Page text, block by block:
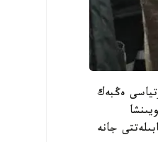
ەڭبەك
جانە